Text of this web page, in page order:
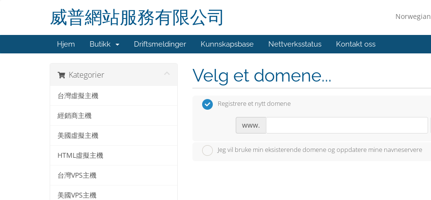
Norwegian
威普網站服務有限公司
Hjem Butikk Driftsmeldinger Kunnskapsbase Nettverksstatus Kontakt oss
Kategorier
台灣虛擬主機
經銷商主機
美國虛擬主機
HTML虛擬主機
台灣VPS主機
美國VPS主機
Velg et domene...
Registrere et nytt domene
www.
Jeg vil bruke min eksisterende domene og oppdatere mine navneservere